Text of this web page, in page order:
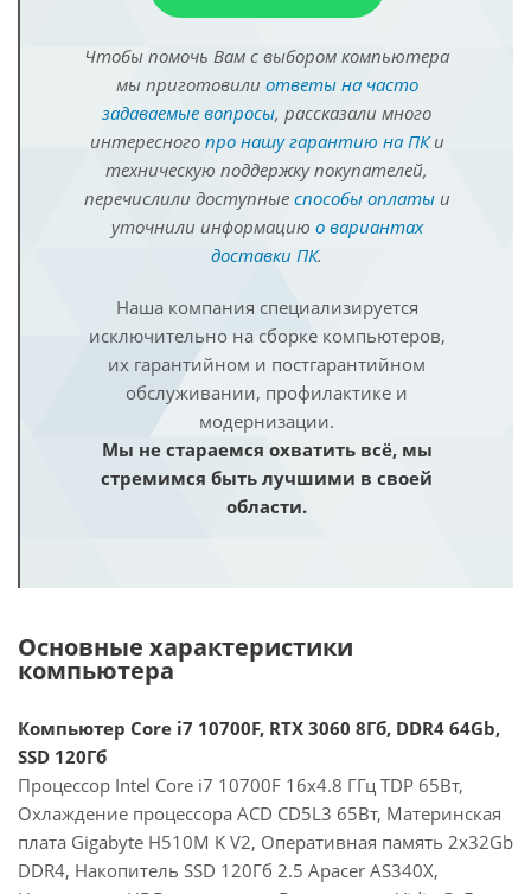
Чтобы помочь Вам с выбором компьютера
мы приготовили ответы на часто
задаваемые вопросы, рассказали много
интересного про нашу гарантию на ПКи
техническую поддержку покупателей,
перечислили доступные способы оплатыи
уточнили информацию о вариантах
доставки ПК.
Наша компания специализируется
исключительно на сборке компьютеров,
их гарантийном и постгарантийном
обслуживании, профилактике и
модернизации.
Мы не стараемся охватить всё, мы
стремимся быть лучшими в своей
области.
Основные характеристики
компьютера
Компьютер Core i7 10700F, RTX 3060 8Гб, DDR4 64Gb,
SSD 120Гб
Процессор Intel Core i7 10700F 16x4.8 ГГц TDP 65Вт,
Охлаждение процессора ACD CD5L3 65Вт, Материнская
плата Gigabyte H510M K V2, Оперативная память 2x32Gb
DDR4, Накопитель SSD 120Гб 2.5 Apacer AS340X,